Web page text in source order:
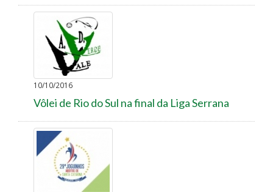
10/10/2016
Vôlei de Rio do Sul na final da Liga Serrana